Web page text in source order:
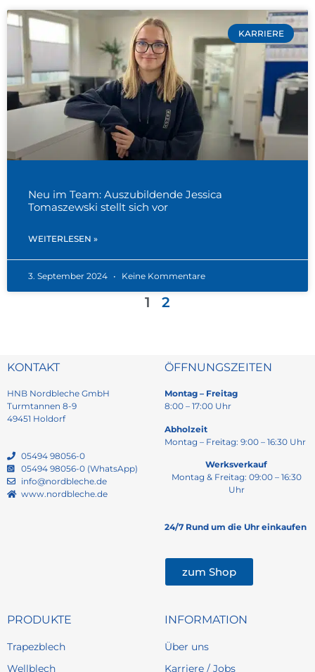
KARRIERE
Neu im Team: Auszubildende Jessica
Tomaszewski stellt sich vor
WEITERLESEN »
3. September 2024 Keine Kommentare
1 2
KONTAKT
HNB Nordbleche GmbH
Turmtannen 8-9
49451 Holdorf
05494 98056-0
05494 98056-0 (WhatsApp)
info@nordbleche.de
www.nordbleche.de
ÖFFNUNGSZEITEN
Montag – Freitag
8:00 – 17:00 Uhr
Abholzeit
Montag – Freitag: 9:00 – 16:30 Uhr
Werksverkauf
Montag & Freitag: 09:00 – 16:30
Uhr
24/7 Rund um die Uhr einkaufen
zum Shop
PRODUKTE
Trapezblech
Wellblech
INFORMATION
Über uns
Karriere / Jobs